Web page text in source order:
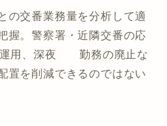
の交番業務量を分析して適
。警察署・近隣交番の応
運用、深夜 勤務の廃止な
置を削減できるのではない